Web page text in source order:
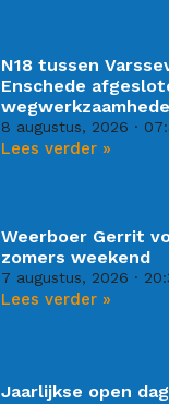
N18 tussen
Enschede
8 augustus, 2026
Lees verder »
Weerboer Gerrit
zomers weekend
7 augustus, 2026
Lees verder »
Jaarlijkse open